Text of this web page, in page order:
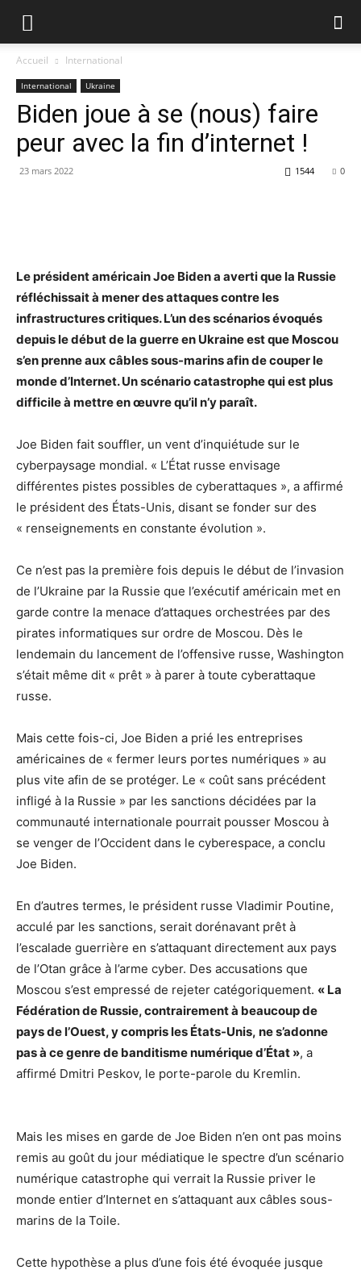
Accueil International
International Ukraine
Biden joue à se (nous) faire
peur avec la fin d’internet !
23 mars 2022 0
1544
Le président américain Joe Biden a averti que la Russie
réfléchissait à mener des attaques contre les
infrastructures critiques. L’un des scénarios évoqués
depuis le début de la guerre en Ukraine est que Moscou
s’en prenne aux câbles sous-marins afin de couper le
monde d’Internet. Un scénario catastrophe qui est plus
difficile à mettre en œuvre qu’il n’y paraît.
Joe Biden fait souffler, un vent d’inquiétude sur le
cyberpaysage mondial. « L’État russe envisage
différentes pistes possibles de cyberattaques », a affirmé
le président des États-Unis, disant se fonder sur des
« renseignements en constante évolution ».
Ce n’est pas la première fois depuis le début de l’invasion
de l’Ukraine par la Russie que l’exécutif américain met en
garde contre la menace d’attaques orchestrées par des
pirates informatiques sur ordre de Moscou. Dès le
lendemain du lancement de l’offensive russe, Washington
s’était même dit « prêt » à parer à toute cyberattaque
russe.
Mais cette fois-ci, Joe Biden a prié les entreprises
américaines de « fermer leurs portes numériques » au
plus vite afin de se protéger. Le « coût sans précédent
infligé à la Russie » par les sanctions décidées par la
communauté internationale pourrait pousser Moscou à
se venger de l’Occident dans le cyberespace, a conclu
Joe Biden.
En d’autres termes, le président russe Vladimir Poutine,
acculé par les sanctions, serait dorénavant prêt à
l’escalade guerrière en s’attaquant directement aux pays
de l’Otan grâce à l’arme cyber. Des accusations que
Moscou s’est empressé de rejeter catégoriquement. « La
Fédération de Russie, contrairement à beaucoup de
pays de l’Ouest, y compris les États-Unis, ne s’adonne
pas à ce genre de banditisme numérique d’État », a
affirmé Dmitri Peskov, le porte-parole du Kremlin.
Mais les mises en garde de Joe Biden n’en ont pas moins
remis au goût du jour médiatique le spectre d’un scénario
numérique catastrophe qui verrait la Russie priver le
monde entier d’Internet en s’attaquant aux câbles sous-
marins de la Toile.
Cette hypothèse a plus d’une fois été évoquée jusque